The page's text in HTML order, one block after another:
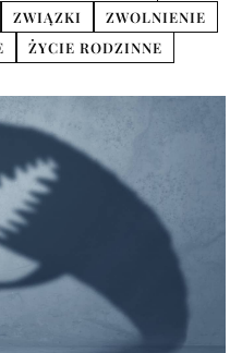
ZWIĄZKI
ZWOLNIENIE
ŻYCIE RODZINNE